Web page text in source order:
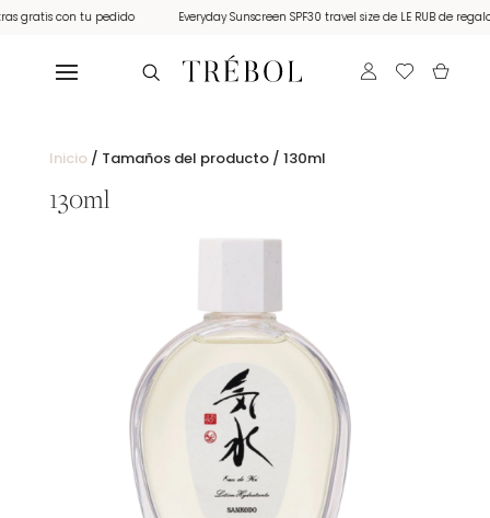
gratis con tu pedido Everyday Sunscreen SPF30 travel size de LE RUB de
Inicio/ Tamaños del producto / 130ml
130ml